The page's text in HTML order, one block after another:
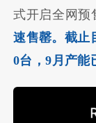
式开启全网预
速售罄。截止
0台，9月产能